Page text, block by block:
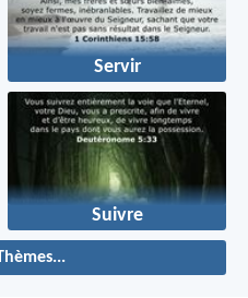
Servir
Suivre